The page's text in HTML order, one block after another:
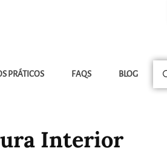
PRÁTICOS FAQS BLOG
Interior